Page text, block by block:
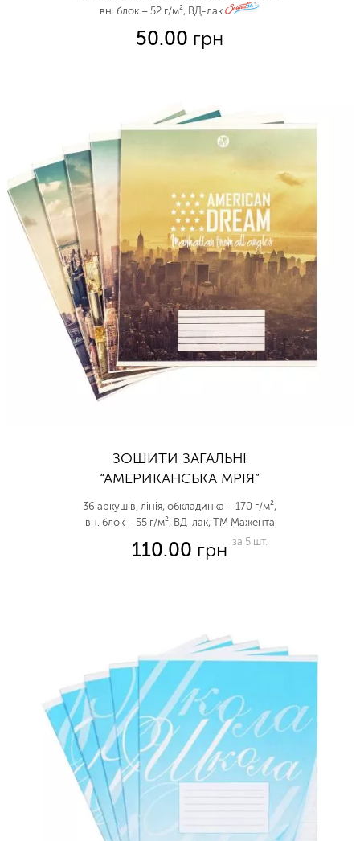
вн. блок – 52 г/м², ВД-лак
50.00 грн
ЗОШИТИ ЗАГАЛЬНІ
“АМЕРИКАНСЬКА МРІЯ”
36 аркушів, лінія, обкладинка – 170 г/м²,
вн. блок – 55 г/м², ВД-лак, ТМ Мажента
110.00 грн за 5 шт.